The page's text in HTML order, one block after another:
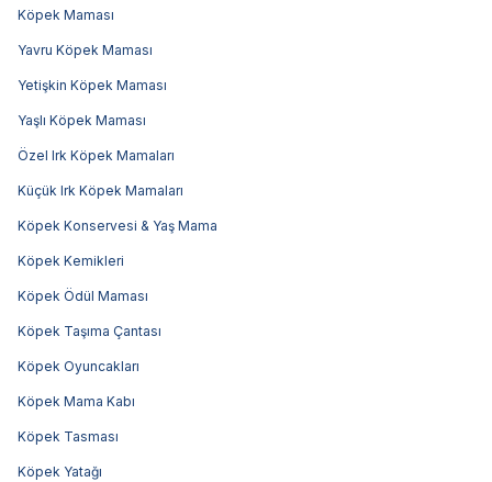
Köpek Maması
Yavru Köpek Maması
Yetişkin Köpek Maması
Yaşlı Köpek Maması
Özel Irk Köpek Mamaları
Küçük Irk Köpek Mamaları
Köpek Konservesi & Yaş Mama
Köpek Kemikleri
Köpek Ödül Maması
Köpek Taşıma Çantası
Köpek Oyuncakları
Köpek Mama Kabı
Köpek Tasması
Köpek Yatağı